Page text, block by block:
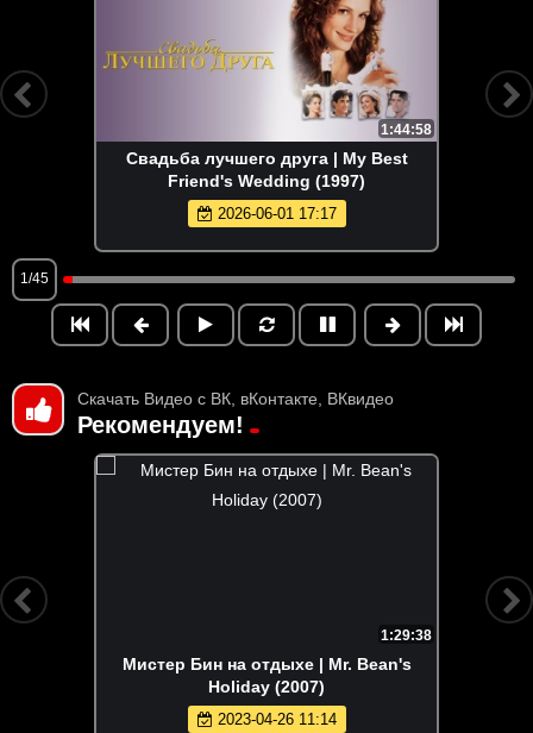
1:44:58
Свадьба лучшего друга | My Best
Friend's Wedding (1997)
2026-06-01 17:17
1/45
Скачать Видео с ВК, вКонтакте, ВКвидео
Рекомендуем!
1:29:38
Мистер Бин на отдыхе | Mr. Bean's
Holiday (2007)
2023-04-26 11:14